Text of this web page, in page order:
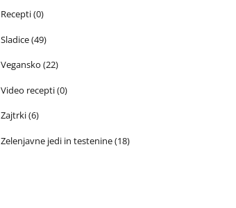
Recepti(0)
Sladice(49)
Vegansko (22)
Video recepti(0)
Zajtrki(6)
Zelenjavne jedi in testenine(18)